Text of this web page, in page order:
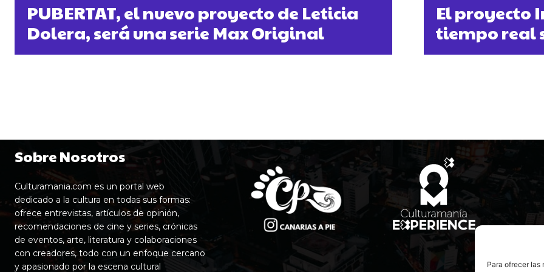
Para ofrecer las
PUBERTAT, el nuevo proyecto de Leticia
Dolera, será una serie Max Original
El proyecto
tiempo real
Sobre Nosotros
Culturamania.com es un portal web
dedicado a la cultura en todas sus formas:
ofrece entrevistas, artículos de opinión,
recomendaciones de cine y series, crónicas
de eventos, arte, literatura y colaboraciones
con creadores, todo con un enfoque cercano
y apasionado por la escena cultural